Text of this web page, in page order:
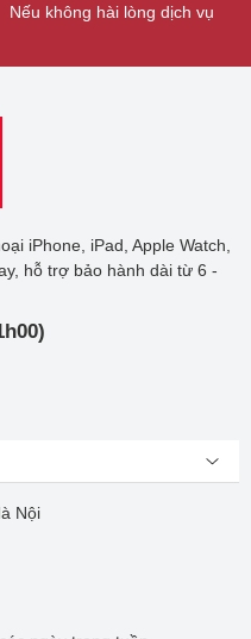
Nếu không hài lòng dịch vụ
iPhone, iPad, Apple Watch,
hỗ trợ bảo hành dài từ 6 -
Nội